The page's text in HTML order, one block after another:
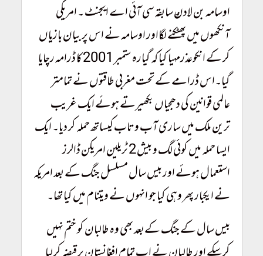
اوسامہ بن لادن ۔ سابقہ سی آئی اے ایجنٹ ۔ امریکی
آنکھوں میں پھٹکنے لگااور اوسامہ نے اس پر بیان بازیاں
کر کے انکوعذرمہیا کیا کہ گیارہ ستمبر 2001 کا ڈرامہ رچایا
گیا۔اس ڈرامے کے تحت مغربی طاقتوں نے تمامتر
عالمی قوانین کی دھجیاں بکھیرتے ہوئے ایک غریب
ترین ملک میں ساری آب و تاب کیساتھ حملہ کر دیا۔ ایک
ایسا حملہ میں کوئی لگ و بیش 2 ٹریلین امریکن ڈالرز
استعمال ہوئے اور بیس سال مسلسل جنگ کے بعد امریکہ
نے ایکبار پھر وہی کیا جو انہوں نے ویتنام میں کیا تھا۔
بیس سال کے جنگ کےبعد بھی وہ طالبان کو ختم نہیں